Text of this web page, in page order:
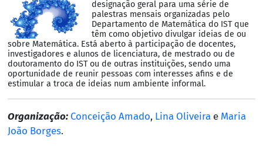
designação geral para uma série de
palestras mensais organizadas pelo
Departamento de Matemática do IST que
têm como objetivo divulgar ideias de ou
sobre Matemática. Está aberto à participação de docentes,
investigadores e alunos de licenciatura, de mestrado ou de
doutoramento do IST ou de outras instituições, sendo uma
oportunidade de reunir pessoas com interesses afins e de
estimular a troca de ideias num ambiente informal.
Organização: Conceição Amado, Lina Oliveira e Maria
João Borges.